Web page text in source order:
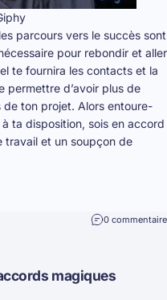
parcours vers le succès sont
pour rebondir et aller
te fournira les contacts et la
permettre d’avoir plus de
ton projet. Alors entoure-
ta disposition, sois en accord
et un soupçon de
0 commentaire
magiques